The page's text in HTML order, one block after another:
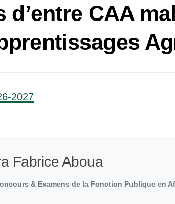
d’entre CAA
2027
Fabrice Aboua
& Examens de la Fonction Publique en